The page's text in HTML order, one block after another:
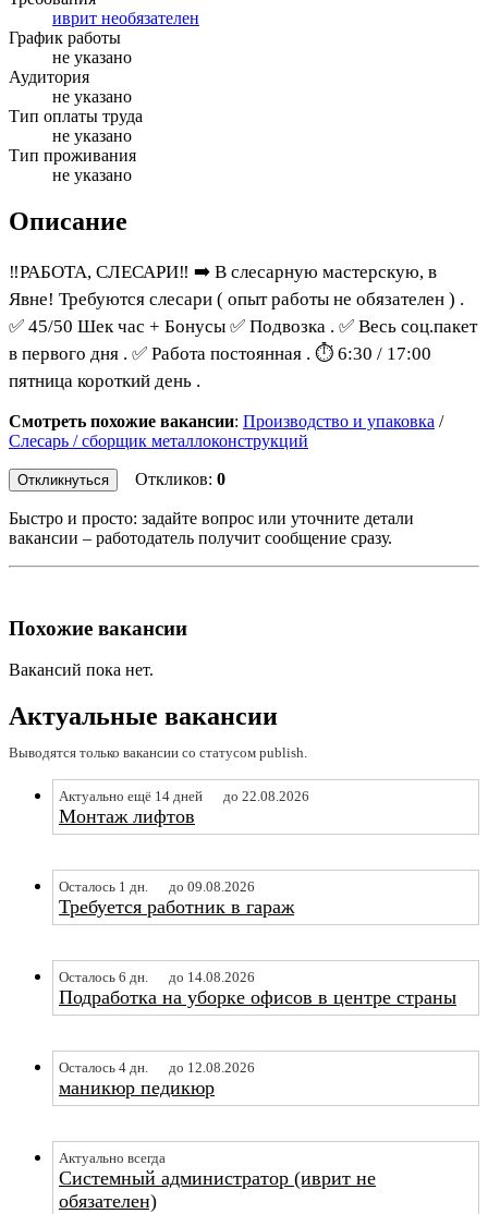
иврит необязателен
График работы
не указано
Аудитория
не указано
Тип оплаты труда
не указано
Тип проживания
не указано
Описание
‼️РАБОТА, СЛЕСАРИ‼️ ➡️ В слесарную мастерскую, в
Явне! Требуются слесари ( опыт работы не обязателен ) .
✅ 45/50 Шек час + Бонусы ✅ Подвозка . ✅ Весь соц.пакет
в первого дня . ✅ Работа постоянная . ⏱ 6:30 / 17:00
пятница короткий день .
Смотреть похожие вакансии: Производство и упаковка /
Слесарь / сборщик металлоконструкций
Откликнуться Откликов: 0
Быстро и просто: задайте вопрос или уточните детали
вакансии – работодатель получит сообщение сразу.
Похожие вакансии
Вакансий пока нет.
Актуальные вакансии
Выводятся только вакансии со статусом publish.
Актуально ещё 14 дней до 22.08.2026
Монтаж лифтов
Осталось 1 дн. до 09.08.2026
Требуется работник в гараж
Осталось 6 дн. до 14.08.2026
Подработка на уборке офисов в центре страны
Осталось 4 дн. до 12.08.2026
маникюр педикюр
Актуально всегда
Системный администратор (иврит не
обязателен)